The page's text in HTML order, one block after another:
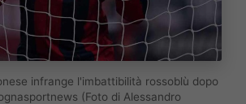
infrange l'imbattibilità rossoblù dopo
(Foto di Alessandro